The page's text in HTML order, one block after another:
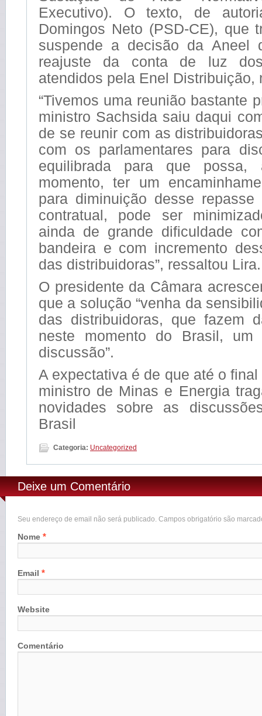
Executivo). O texto, de
Domingos Neto (PSD-CE), que
suspende a decisão da Aneel
reajuste da conta de luz dos
atendidos pela Enel Distribuição,
“Tivemos uma reunião bastante
ministro Sachsida saiu daqui
de se reunir com as
com os parlamentares para
equilibrada para que possa,
momento, ter um
para diminuição desse
contratual, pode ser
ainda de grande dificuldade
bandeira e com incremento
das distribuidoras”, ressaltou Lira.
O presidente da Câmara
que a solução “venha da
das distribuidoras, que fazem
neste momento do Brasil,
discussão”.
A expectativa é de que até o
ministro de Minas e Energia
novidades sobre as
Brasil
Categoria: Uncategorized
Deixe um Comentário
Seu endereço de email não será publicado. Campos obrigatório são
Nome *
Email *
Website
Comentário